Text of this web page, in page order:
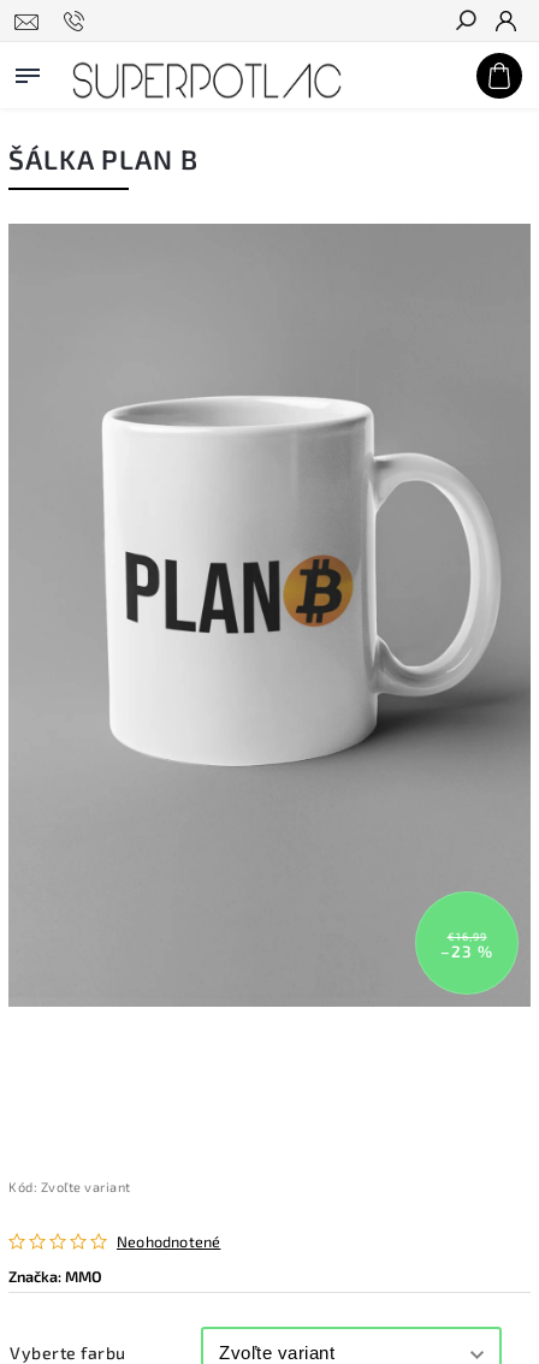
Hľadať
ŠÁLKA PLAN B
€16,99
–23 %
Kód: Zvoľte variant
Neohodnotené
Značka:MMO
Vyberte farbu